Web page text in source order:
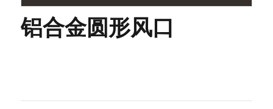
铝合金圆形风口